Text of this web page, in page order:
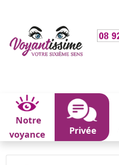
Notre
voyance
Privée